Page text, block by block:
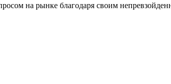
на рынке благодаря своим